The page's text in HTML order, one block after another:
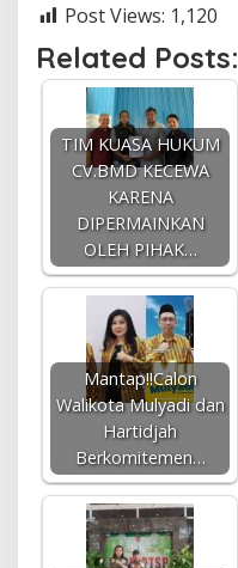
Post Views: 1,120
Related Posts:
TIM KUASA HUKUM
CV.BMD KECEWA
KARENA
DIPERMAINKAN
OLEH PIHAK…
Mantap!!Calon
Walikota Mulyadi dan
Hartidjah
Berkomitemen…